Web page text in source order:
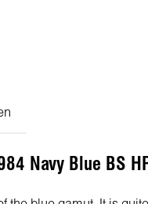
Navy Blue BS